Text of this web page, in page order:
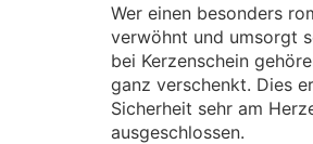
Wer einen besonders
verwöhnt und umsorgt
bei Kerzenschein
ganz verschenkt. Dies
Sicherheit sehr am
ausgeschlossen.